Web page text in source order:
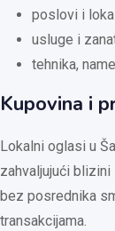
poslovi i
usluge i
tehnika,
Kupovina i
Lokalni oglasi u
zahvaljujući blizini
bez posrednika
transakcijama.